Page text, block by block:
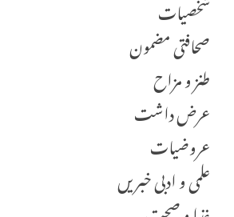
شخصیات
صحافتی مضمون
طنز و مزاح
عرض داشت
عروضیات
علمی و ادبی خبریں